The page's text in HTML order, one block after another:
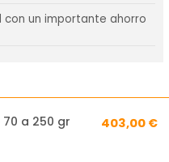
un importante ahorro
a 250 gr 403,00 €